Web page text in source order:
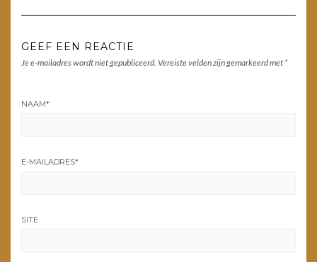
GEEF EEN REACTIE
Je e-mailadres wordt niet gepubliceerd. Vereiste velden zijn gemarkeerd met *
NAAM*
E-MAILADRES*
SITE